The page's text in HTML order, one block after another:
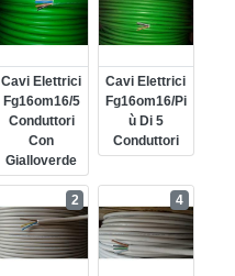
Cavi Elettrici
Fg16om16/5
Conduttori
Con
Gialloverde
Cavi Elettrici
Fg16om16/pi
Ù Di 5
Conduttori
2 4